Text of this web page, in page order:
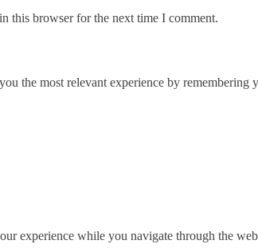
this browser for the next time I comment.
the most relevant experience by remembering
experience while you navigate through the